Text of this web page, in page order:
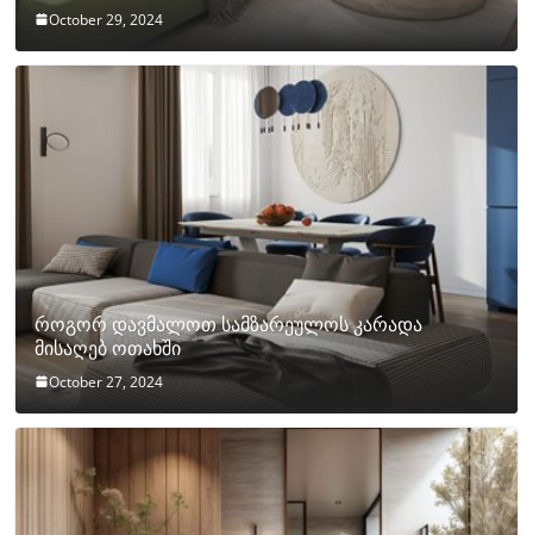
October 29, 2024
როგორ დავმალოთ სამზარეულოს კარადა
მისაღებ ოთახში
October 27, 2024